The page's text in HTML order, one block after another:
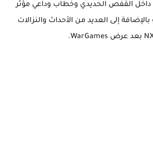
داخل القفص الحديدي وخطاب وداعي مؤثر
إلى العديد من الأحداث والنزالات